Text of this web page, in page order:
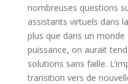
nombreuses questions
assistants virtuels dans
plus que dans un monde
puissance, on aurait
solutions sans faille.
transition vers de